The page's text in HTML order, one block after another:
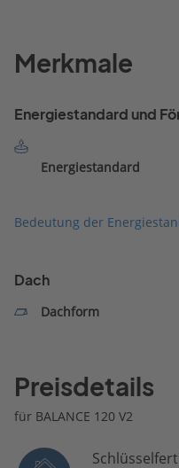
Merkmale
Energiestandard und
Energiestandard
Bedeutung der
Dach
Dachform
Preisdetails
für BALANCE 120 V2